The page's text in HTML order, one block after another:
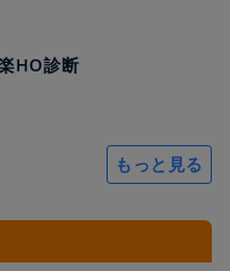
HO診断
もっと見る